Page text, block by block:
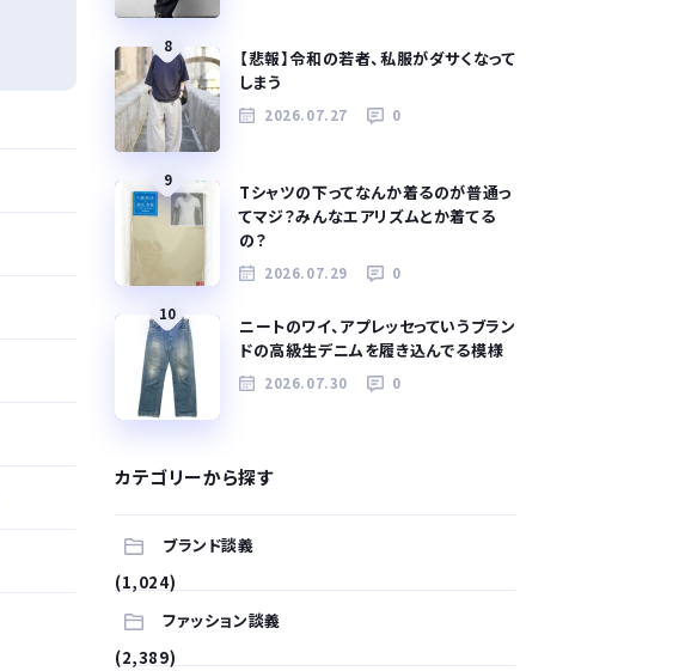
8
【悲報】令和の若者、私服がダサくなって
しまう
2026.07.27 0
9
Tシャツの下ってなんか着るのが普通っ
てマジ？みんなエアリズムとか着てる
の？
2026.07.29 0
10
ニートのワイ、アプレッセっていうブラン
ドの高級生デニムを履き込んでる模様
2026.07.30 0
カテゴリーから探す
ブランド談義
(1,024)
ファッション談義
(2,389)